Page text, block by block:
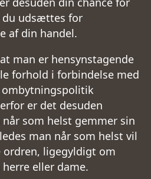
du udsættes for
af din handel.
man er hensynstagende
forhold i forbindelse med
ombytningspolitik
er det desuden
som helst gemmer sin
man når som helst vil
ligegyldigt om
eller dame.